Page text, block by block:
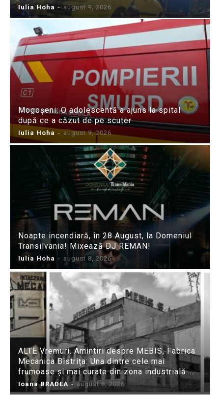
Iulia Hoha - august 9, 2026
Mogoșeni: O adolescentă a ajuns la spital
după ce a căzut de pe scuter
Iulia Hoha - august 9, 2026
Noapte incendiară, în 28 August, la Domeniul
Transilvania! Mixează DJ REMAN!
Iulia Hoha - august 8, 2026
ALTE Vremuri. Amintiri despre MEBIS, Fabrica
Mecanica Bistrița: Una dintre cele mai
frumoase și mai curate din zona industrială:...
Ioana BRADEA - august 8, 2026